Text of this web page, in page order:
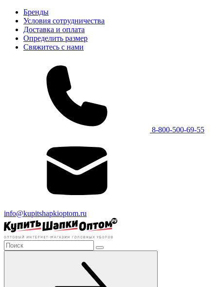
Бренды
Условия сотрудничества
Доставка и оплата
Определить размер
Свяжитесь с нами
8-800-500-69-55
info@kupitshapkioptom.ru